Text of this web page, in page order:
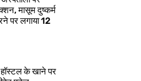
मासूम दुष्कर्म
पर लगाया 12
हॉस्टल के खाने पर